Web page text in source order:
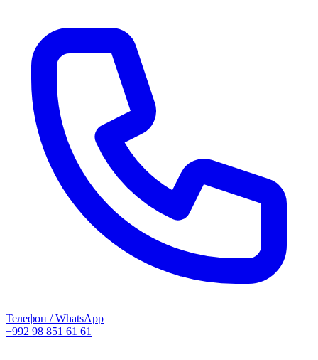
Телефон / WhatsApp
+992 98 851 61 61